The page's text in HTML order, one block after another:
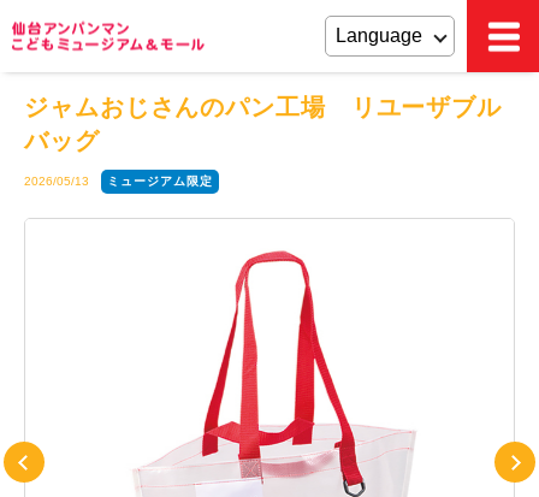
ジャムおじさんのパン工場 リユーザブル
バッグ
2026/05/13 ミュージアム限定